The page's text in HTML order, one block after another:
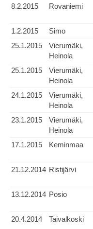
8.2.2015
Rovaniemi
1.2.2015
Simo
25.1.2015
Vierumäki,
Heinola
25.1.2015
Vierumäki,
Heinola
24.1.2015
Vierumäki,
Heinola
23.1.2015
Vierumäki,
Heinola
17.1.2015 Keminmaa
21.12.2014 Ristijärvi
13.12.2014 Posio
20.4.2014
Taivalkoski